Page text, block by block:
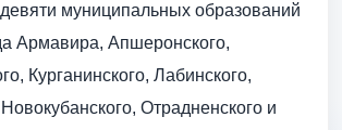
муниципальных образований
Армавира, Апшеронского,
Курганинского, Лабинского,
Отрадненского и